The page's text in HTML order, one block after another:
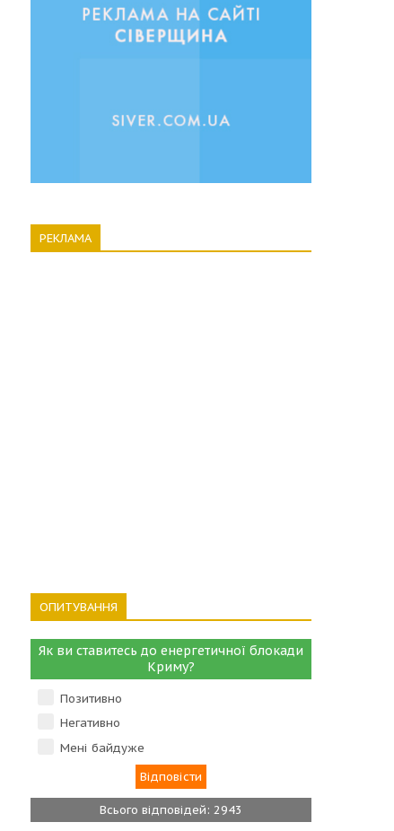
РЕКЛАМА
ОПИТУВАННЯ
Як ви ставитесь до енергетичної блокади
Криму?
Позитивно
Негативно
Мені байдуже
Всього відповідей: 2943